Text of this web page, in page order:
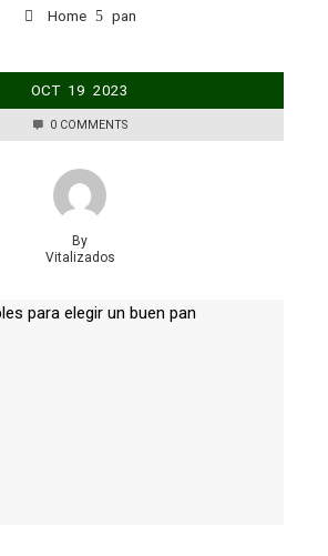
Home pan
OCT 19 2023
0 COMMENTS
By
Vitalizados